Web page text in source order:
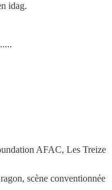
idag.
AFAC, Les Treize
scène conventionnée